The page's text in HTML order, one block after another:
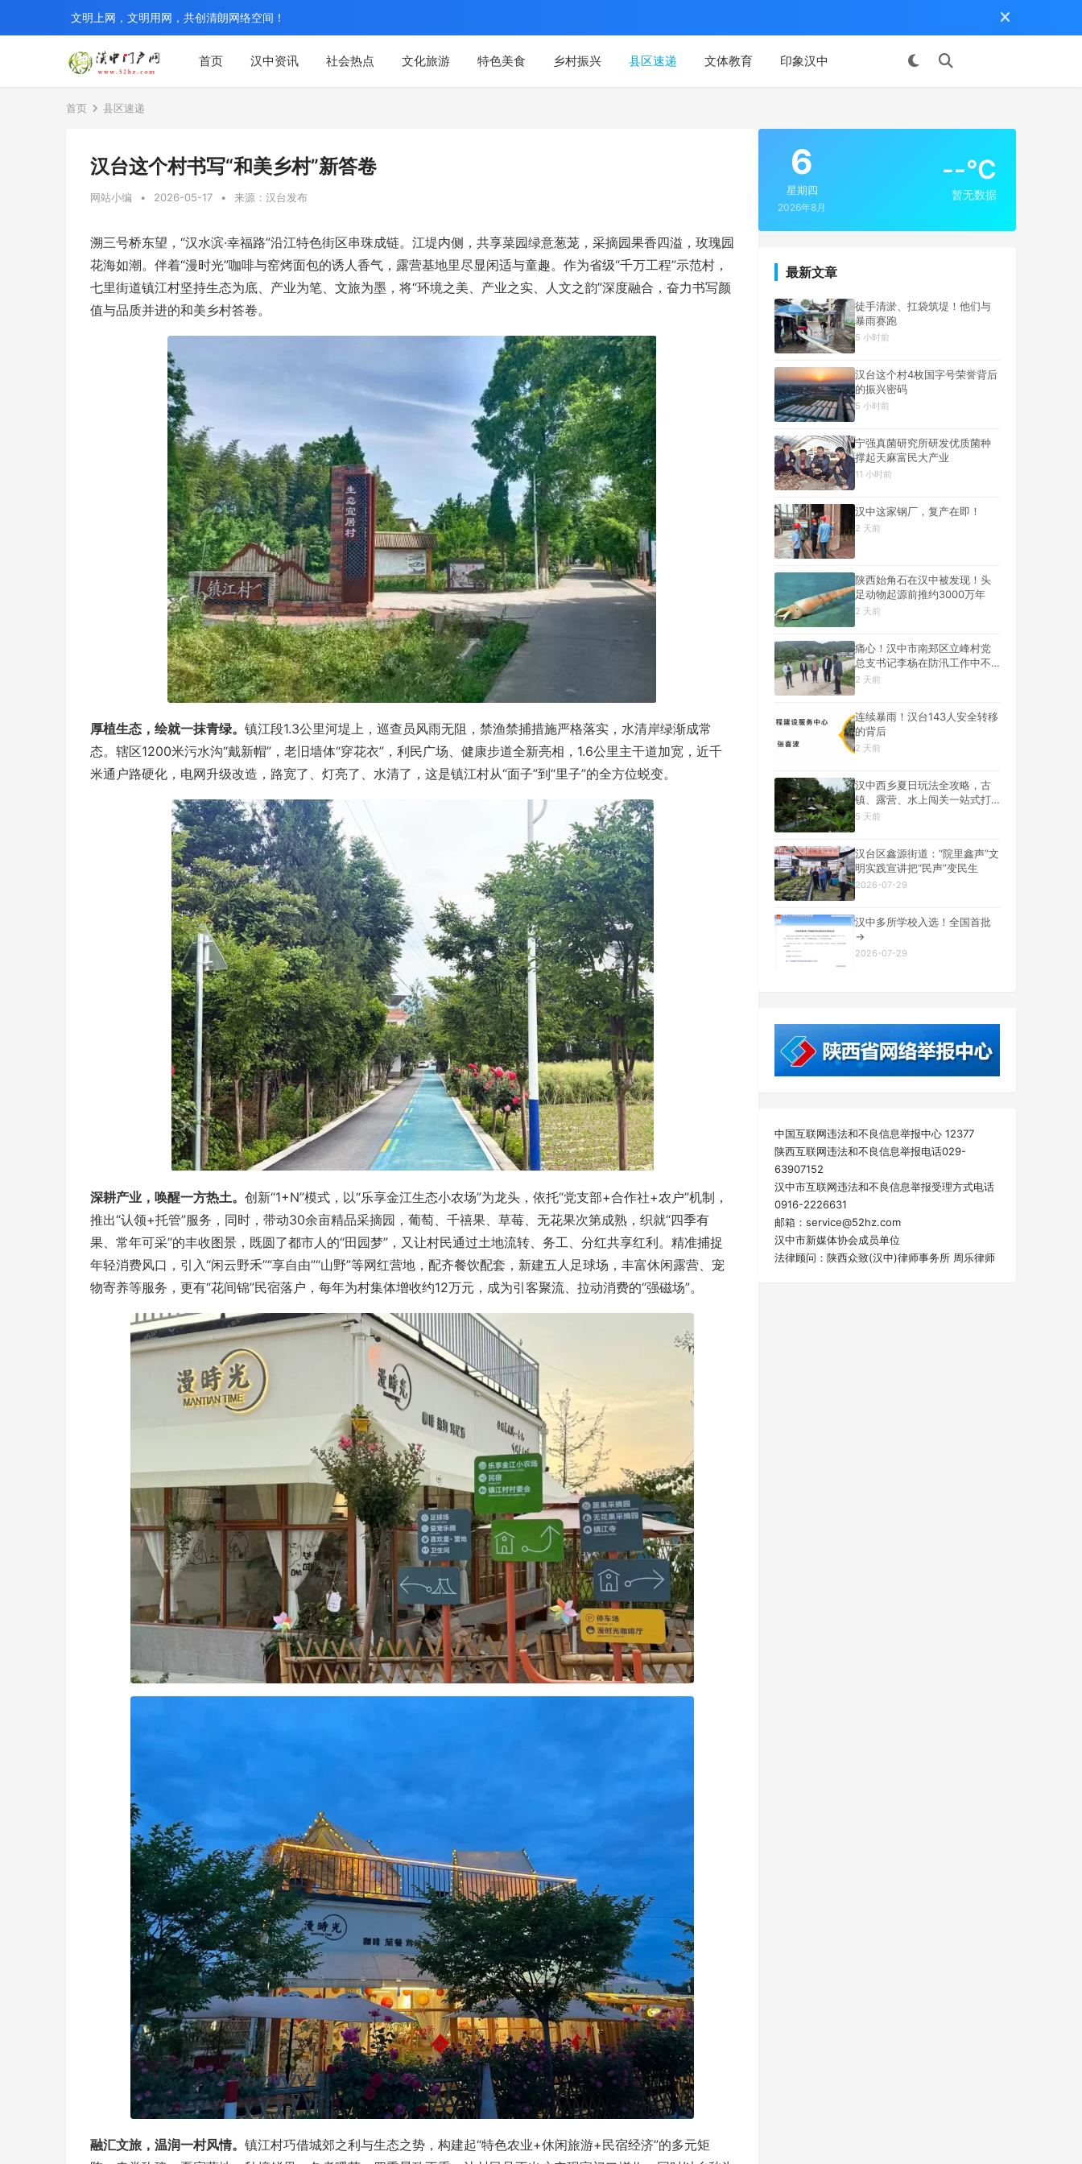
首页 汉中资讯 社会热点 文化旅游 特色美食 乡村振兴 县区速递 文体教育 印象汉中
文明上网，文明用网，共创清朗网络空间！
首页 县区速递
汉台这个村书写“和美乡村”新答卷
网站小编 • 2026-05-17 • 来源：汉台发布
溯三号桥东望，“汉水滨·幸福路”沿江特色街区串珠成链。江堤内侧，共享菜园绿意葱茏，采摘园果香四溢，玫瑰园
花海如潮。伴着“漫时光”咖啡与窑烤面包的诱人香气，露营基地里尽显闲适与童趣。作为省级“千万工程”示范村，
七里街道镇江村坚持生态为底、产业为笔、文旅为墨，将“环境之美、产业之实、人文之韵”深度融合，奋力书写颜
值与品质并进的和美乡村答卷。
厚植生态，绘就一抹青绿。 镇江段1.3公里河堤上，巡查员风雨无阻，禁渔禁捕措施严格落实，水清岸绿渐成常
态。辖区1200米污水沟“戴新帽”，老旧墙体“穿花衣”，利民广场、健康步道全新亮相，1.6公里主干道加宽，近千
米通户路硬化，电网升级改造，路宽了、灯亮了、水清了，这是镇江村从“面子”到“里子”的全方位蜕变。
深耕产业，唤醒一方热土。 创新“1+N”模式，以“乐享金江生态小农场”为龙头，依托“党支部+合作社+农户”机制，
推出“认领+托管”服务，同时，带动30余亩精品采摘园，葡萄、千禧果、草莓、无花果次第成熟，织就“四季有
果、常年可采”的丰收图景，既圆了都市人的“田园梦”，又让村民通过土地流转、务工、分红共享红利。精准捕捉
年轻消费风口，引入“闲云野禾”“享自由”“山野”等网红营地，配齐餐饮配套，新建五人足球场，丰富休闲露营、宠
物寄养等服务，更有“花间锦”民宿落户，每年为村集体增收约12万元，成为引客聚流、拉动消费的“强磁场”。
融汇文旅，温润一村风情。 镇江村巧借城郊之利与生态之势，构建起“特色农业+休闲旅游+民宿经济”的多元矩
6
星期四
2026年8月
--°C
暂无数据
最新文章
徒手清淤、扛袋筑堤！他们与
暴雨赛跑
5 小时前
汉台这个村4枚国字号荣誉背后
的振兴密码
5 小时前
宁强真菌研究所研发优质菌种
撑起天麻富民大产业
11 小时前
汉中这家钢厂，复产在即！
2 天前
陕西始角石在汉中被发现！头
足动物起源前推约3000万年
2 天前
痛心！汉中市南郑区立峰村党
总支书记李杨在防汛工作中不
幸遇难
2 天前
连续暴雨！汉台143人安全转移
的背后
2 天前
汉中西乡夏日玩法全攻略，古
镇、露营、水上闯关一站式打
卡
5 天前
汉台区鑫源街道：“院里鑫声”文
明实践宣讲把“民声”变民生
2026-07-29
汉中多所学校入选！全国首批
→
2026-07-29
中国互联网违法和不良信息举报中心 12377
陕西互联网违法和不良信息举报电话029-
63907152
汉中市互联网违法和不良信息举报受理方式电话
0916-2226631
邮箱：service@52hz.com
汉中市新媒体协会成员单位
法律顾问：陕西众致(汉中)律师事务所 周乐律师